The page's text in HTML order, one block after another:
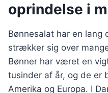
oprindelse i
Bønnesalat har en lang
strækker sig over
Bønner har været en
tusinder af år, og de er
Amerika og Europa. I